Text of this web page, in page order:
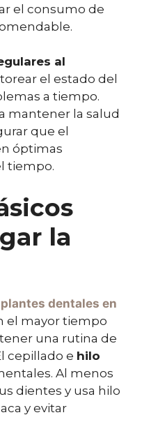
el consumo de
al
el estado del
a tiempo.
mantener la salud
que el
óptimas
tiempo.
la
dentales en
el mayor tiempo
una rutina de
cepillado e hilo
Al menos
dientes y usa hilo
y evitar